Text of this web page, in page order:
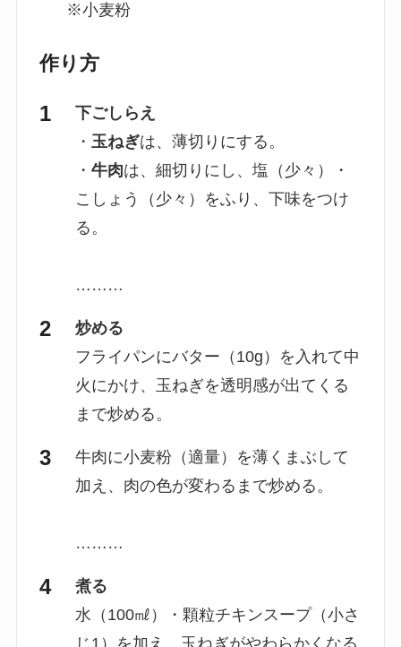
※小麦粉
作り方
下ごしらえ
・ 玉ねぎは、薄切りにする。
・ 牛肉は、細切りにし、塩（少々）・
こしょう（少々）をふり、下味をつけ
る。
………
炒める
フライパンにバター（10g）を入れて中
火にかけ、玉ねぎを透明感が出てくる
まで炒める。
牛肉に小麦粉（適量）を薄くまぶして
加え、肉の色が変わるまで炒める。
………
煮る
水（100㎖）・顆粒チキンスープ（小さ